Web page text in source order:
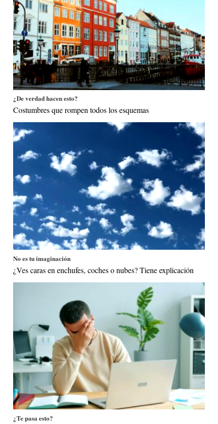
¿De verdad hacen esto?
Costumbres que rompen todos los esquemas
No es tu imaginación
¿Ves caras en enchufes, coches o nubes? Tiene explicación
¿Te pasa esto?